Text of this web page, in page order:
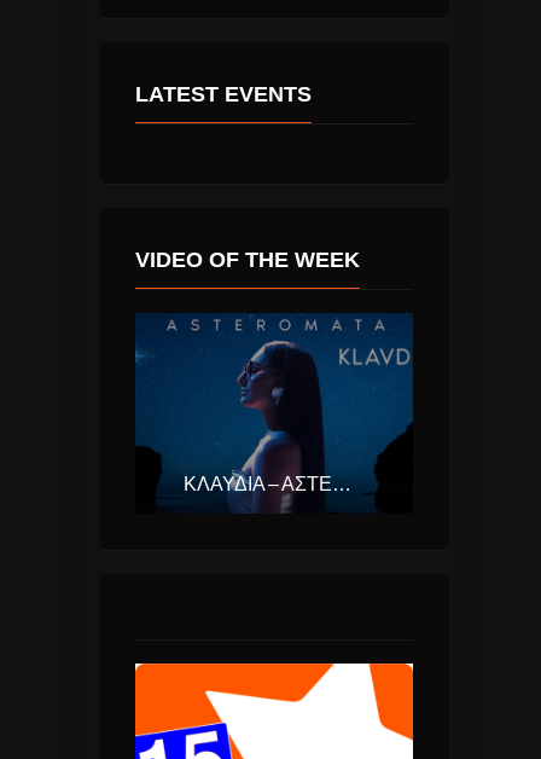
LATEST EVENTS
VIDEO OF THE WEEK
ΚΛΑΥΔΊΑ – ΑΣΤΕΡΟΜΆΤΑ (EUROVISION ΕΛΛΆΔΑ 2025)